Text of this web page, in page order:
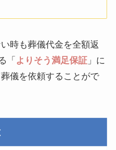
時も葬儀代金を全額返
「 よりそう満足保証」に
儀を依頼することがで